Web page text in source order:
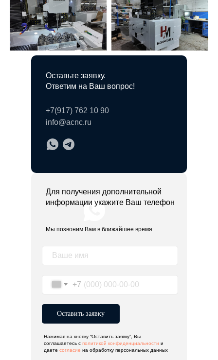
Оставьте заявку.
Ответим на Ваш вопрос!
+7(917) 762 10 90
info@acnc.ru
Для получения дополнительной
информации укажите Ваш телефон
Мы позвоним Вам в ближайшее время
Нажимая на кнопку “Оставить заявку”, Вы
соглашаетесь с политикой конфиденциальности и
даете согласие на обработку персональных данных
+7
Оставить заявку